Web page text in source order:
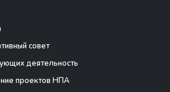
совет
деятельность
проектов НПА